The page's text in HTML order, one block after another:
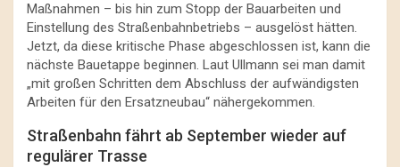
Maßnahmen – bis hin zum Stopp der Bauarbeiten und
Einstellung des Straßenbahnbetriebs – ausgelöst hätten.
Jetzt, da diese kritische Phase abgeschlossen ist, kann die
nächste Bauetappe beginnen. Laut Ullmann sei man damit
„mit großen Schritten dem Abschluss der aufwändigsten
Arbeiten für den Ersatzneubau“ nähergekommen.
Straßenbahn fährt ab September wieder auf
regulärer Trasse